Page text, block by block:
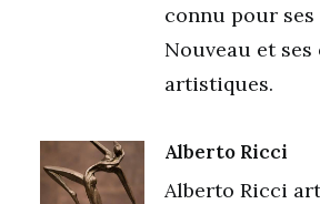
connu pour
Nouveau et
artistiques.
Alberto Ricci
Alberto Ricci